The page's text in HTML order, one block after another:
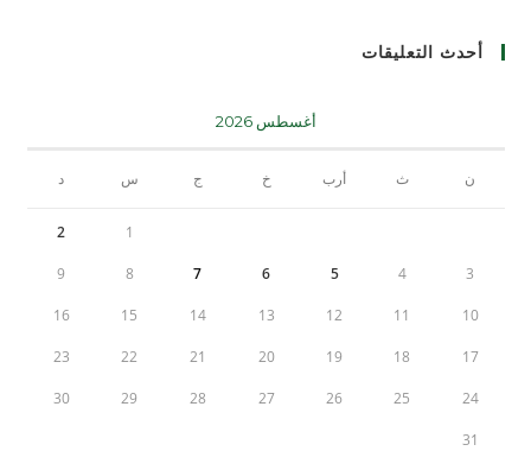
أحدث التعليقات
أغسطس 2026
ن ث أرب خ ج س د
1
2
3
4
5
6
7
8
9
10
11
12
13
14
15
16
17
18
19
20
21
22
23
24
25
26
27
28
29
30
31